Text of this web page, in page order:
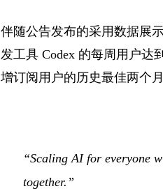
伴随公告发布的采用数据展
发工具 Codex 的每周用户
增订阅用户的历史最佳两个月
“Scaling AI for everyone
together.”